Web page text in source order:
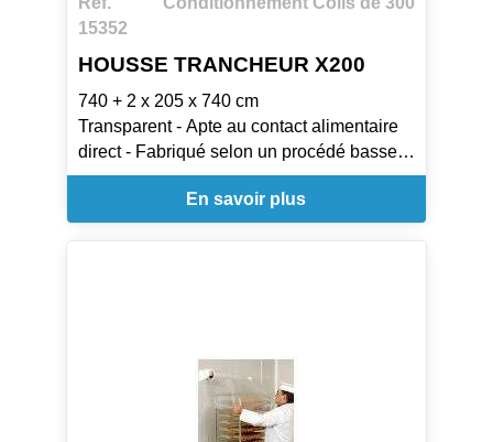
15352
HOUSSE TRANCHEUR X200
740 + 2 x 205 x 740 cm
Transparent - Apte au contact alimentaire
direct - Fabriqué selon un procédé basse
pression
- 15 µ - Poids 24,25 grEn savoir plus